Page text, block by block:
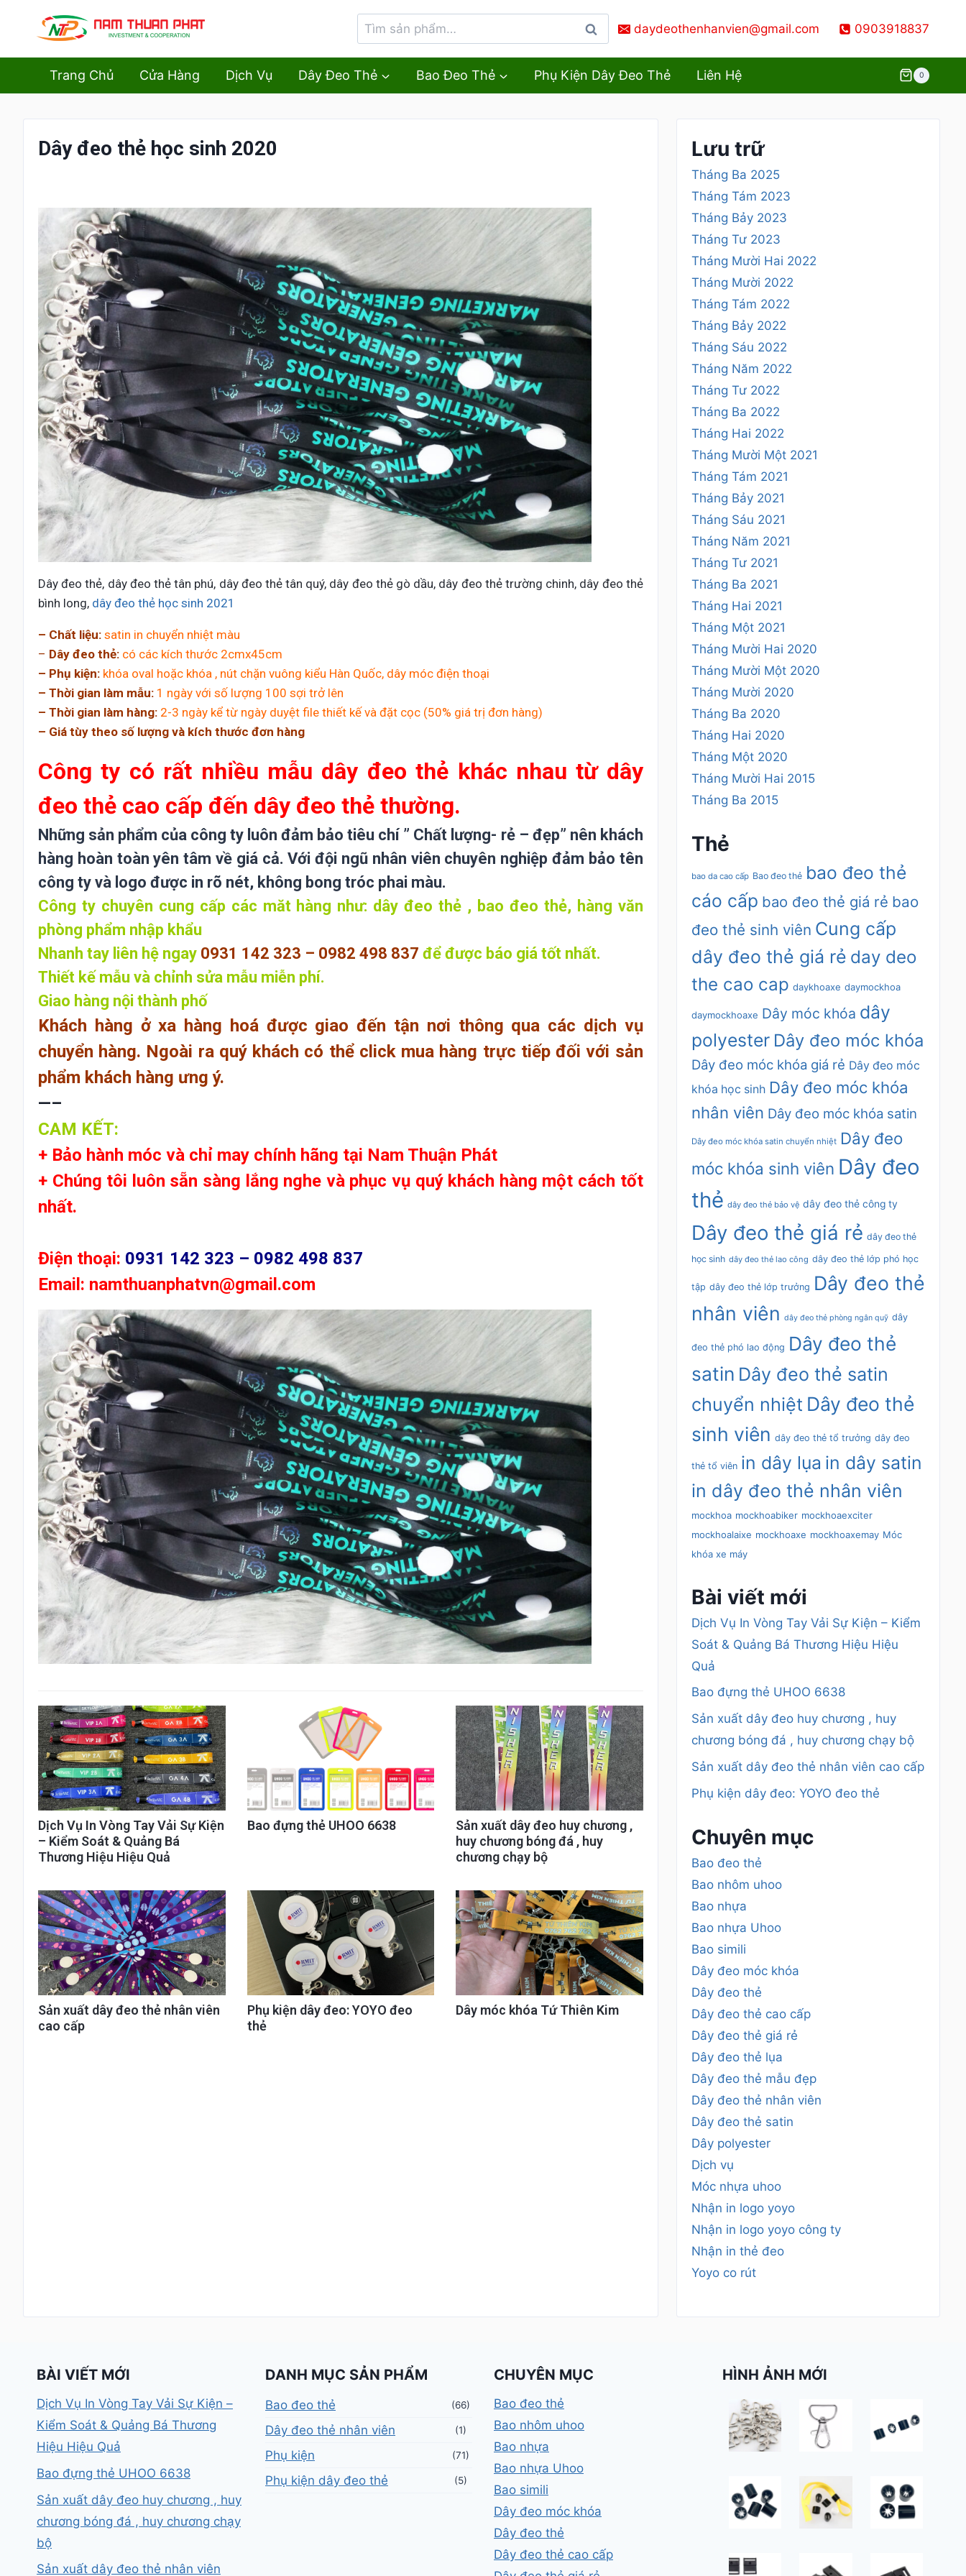
Tìm
kiếm
daydeothenhanvien@gmail.com 0903918837
Trang Chủ Cửa Hàng Dịch Vụ Dây Đeo Thẻ Bao Đeo Thẻ Phụ Kiện Dây Đeo Thẻ Liên Hệ 0
Dây đeo thẻ học sinh 2020
Dây đeo thẻ, dây đeo thẻ tân phú, dây đeo thẻ tân quý, dây đeo thẻ gò dầu, dây đeo thẻ trường chinh, dây đeo thẻ
bình long, dây đeo thẻ học sinh 2021
– Chất liệu: satin in chuyển nhiệt màu
– Dây đeo thẻ: có các kích thước 2cmx45cm
– Phụ kiện: khóa oval hoặc khóa , nút chặn vuông kiểu Hàn Quốc, dây móc điện thoại
– Thời gian làm mẫu: 1 ngày với số lượng 100 sợi trở lên
– Thời gian làm hàng: 2-3 ngày kể từ ngày duyệt file thiết kế và đặt cọc (50% giá trị đơn hàng)
– Giá tùy theo số lượng và kích thước đơn hàng
Công ty có rất nhiều mẫu dây đeo thẻ khác nhau từ dây
đeo thẻ cao cấp đến dây đeo thẻ thường.
Những sản phẩm của công ty luôn đảm bảo tiêu chí ” Chất lượng- rẻ – đẹp” nên khách
hàng hoàn toàn yên tâm về giá cả. Với đội ngũ nhân viên chuyên nghiệp đảm bảo tên
công ty và logo được in rõ nét, không bong tróc phai màu.
Công ty chuyên cung cấp các măt hàng như: dây đeo thẻ , bao đeo thẻ, hàng văn
phòng phẩm nhập khẩu
Nhanh tay liên hệ ngay 0931 142 323 – 0982 498 837 để được báo giá tốt nhất.
Thiết kế mẫu và chỉnh sửa mẫu miễn phí.
Giao hàng nội thành phố
Khách hàng ở xa hàng hoá được giao đến tận nơi thông qua các dịch vụ
chuyển hàng. Ngoài ra quý khách có thể click mua hàng trực tiếp đối với sản
phẩm khách hàng ưng ý.
—–
CAM KẾT:
+ Bảo hành móc và chỉ may chính hãng tại Nam Thuận Phát
+ Chúng tôi luôn sẵn sàng lắng nghe và phục vụ quý khách hàng một cách tốt
nhất.
Điện thoại: 0931 142 323 – 0982 498 837
Email: namthuanphatvn@gmail.com
Dịch Vụ In Vòng Tay Vải Sự Kiện
– Kiểm Soát & Quảng Bá
Thương Hiệu Hiệu Quả
Bao đựng thẻ UHOO 6638
Sản xuất dây đeo huy chương ,
huy chương bóng đá , huy
chương chạy bộ
Sản xuất dây đeo thẻ nhân viên
cao cấp
Phụ kiện dây đeo: YOYO đeo
thẻ
Dây móc khóa Tứ Thiên Kim
Lưu trữ
Tháng Ba 2025
Tháng Tám 2023
Tháng Bảy 2023
Tháng Tư 2023
Tháng Mười Hai 2022
Tháng Mười 2022
Tháng Tám 2022
Tháng Bảy 2022
Tháng Sáu 2022
Tháng Năm 2022
Tháng Tư 2022
Tháng Ba 2022
Tháng Hai 2022
Tháng Mười Một 2021
Tháng Tám 2021
Tháng Bảy 2021
Tháng Sáu 2021
Tháng Năm 2021
Tháng Tư 2021
Tháng Ba 2021
Tháng Hai 2021
Tháng Một 2021
Tháng Mười Hai 2020
Tháng Mười Một 2020
Tháng Mười 2020
Tháng Ba 2020
Tháng Hai 2020
Tháng Một 2020
Tháng Mười Hai 2015
Tháng Ba 2015
Thẻ
bao da cao cấp Bao đeo thẻ bao đeo thẻ
cáo cấp bao đeo thẻ giá rẻ bao
đeo thẻ sinh viên Cung cấp
dây đeo thẻ giá rẻ day deo
the cao cap daykhoaxe daymockhoa
daymockhoaxe Dây móc khóa dây
polyester Dây đeo móc khóa
Dây đeo móc khóa giá rẻ Dây đeo móc
khóa học sinh Dây đeo móc khóa
nhân viên Dây đeo móc khóa satin
Dây đeo móc khóa satin chuyển nhiệt Dây đeo
móc khóa sinh viên Dây đeo
thẻ dây đeo thẻ bảo vệ dây đeo thẻ công ty
Dây đeo thẻ giá rẻ dây đeo thẻ
học sinh dây đeo thẻ lao công dây đeo thẻ lớp phó học
tập dây đeo thẻ lớp trưởng Dây đeo thẻ
nhân viên dây đeo thẻ phòng ngân quỹ dây
đeo thẻ phó lao động Dây đeo thẻ
satin Dây đeo thẻ satin
chuyển nhiệt Dây đeo thẻ
sinh viên dây đeo thẻ tổ trưởng dây đeo
thẻ tổ viên in dây lụa in dây satin
in dây đeo thẻ nhân viên
mockhoa mockhoabiker mockhoaexciter
mockhoalaixe mockhoaxe mockhoaxemay Móc
khóa xe máy
Bài viết mới
Dịch Vụ In Vòng Tay Vải Sự Kiện – Kiểm
Soát & Quảng Bá Thương Hiệu Hiệu
Quả
Bao đựng thẻ UHOO 6638
Sản xuất dây đeo huy chương , huy
chương bóng đá , huy chương chạy bộ
Sản xuất dây đeo thẻ nhân viên cao cấp
Phụ kiện dây đeo: YOYO đeo thẻ
Chuyên mục
Bao đeo thẻ
Bao nhôm uhoo
Bao nhựa
Bao nhựa Uhoo
Bao simili
Dây đeo móc khóa
Dây đeo thẻ
Dây đeo thẻ cao cấp
Dây đeo thẻ giá rẻ
Dây đeo thẻ lụa
Dây đeo thẻ mẫu đẹp
Dây đeo thẻ nhân viên
Dây đeo thẻ satin
Dây polyester
Dịch vụ
Móc nhựa uhoo
Nhận in logo yoyo
Nhận in logo yoyo công ty
Nhận in thẻ đeo
Yoyo co rút
BÀI VIẾT MỚI
Dịch Vụ In Vòng Tay Vải Sự Kiện –
Kiểm Soát & Quảng Bá Thương
Hiệu Hiệu Quả
Bao đựng thẻ UHOO 6638
Sản xuất dây đeo huy chương , huy
chương bóng đá , huy chương chạy
bộ
Sản xuất dây đeo thẻ nhân viên
DANH MỤC SẢN PHẨM
Bao đeo thẻ (66)
Dây đeo thẻ nhân viên (1)
Phụ kiện (71)
Phụ kiện dây đeo thẻ (5)
CHUYÊN MỤC
Bao đeo thẻ
Bao nhôm uhoo
Bao nhựa
Bao nhựa Uhoo
Bao simili
Dây đeo móc khóa
Dây đeo thẻ
Dây đeo thẻ cao cấp
HÌNH ẢNH MỚI